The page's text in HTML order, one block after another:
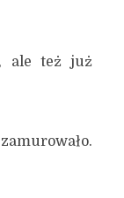
ale też już